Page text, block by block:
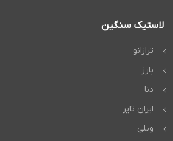
لاستیک سنگین
ترازانو
بارز
دنا
ایران تایر
ونلی